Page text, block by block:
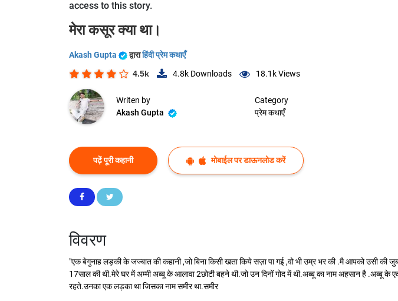
access to this story.
मेरा कसूर क्या था।
Akash Gupta द्वाराहिंदी प्रेम कथाएँ
4.5k 4.8k Downloads 18.1kViews
Writen by
Akash Gupta
Category
प्रेम कथाएँ
पढ़ें पूरी कहानी मोबाईल पर डाऊनलोड करें
विवरण
"एक बेगुनाह लड़की के जज्बात की कहानी ,जो बिना किसी खता किये सज़ा पा गई ,वो भी उम्र भर की .मै आपको उसी की
17साल की थी.मेरे घर में अम्मी अब्बू के आलावा 2छोटी बहने थी.जो उन दिनों गोद में थी.अब्बू का नाम अहसान है
रहते.उनका एक लड़का था जिसका नाम समीर था.समीर